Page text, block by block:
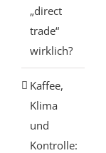
„direct
trade“
wirklich?
Kaffee,
Klima
und
Kontrolle: